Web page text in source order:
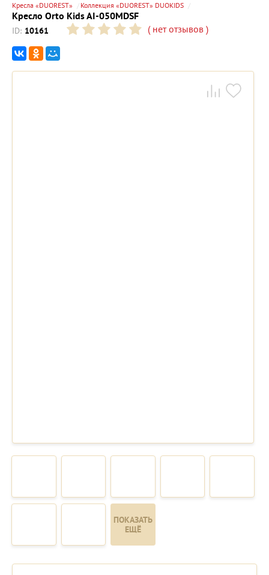
Кресла «DUOREST»
Коллекция «DUOREST» DUOKIDS
Кресло Orto Kids AI-050MDSF
ID: 10161 (нет отзывов )
ПОКАЗАТЬ
ЕЩЁ